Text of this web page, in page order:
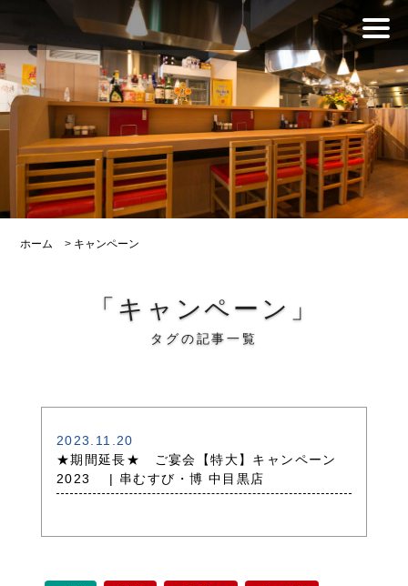
ホーム > キャンペーン
「キャンペーン」
タグの記事一覧
2023.11.20
★期間延長★ ご宴会【特大】キャンペーン
2023 | 串むすび・博 中目黒店